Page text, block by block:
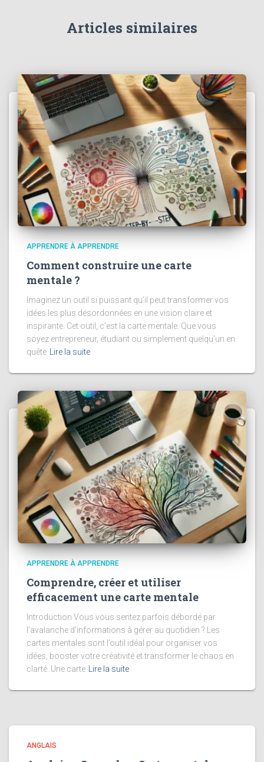
Articles similaires
APPRENDRE À APPRENDRE
Comment construire une carte
mentale ?
Imaginez un outil si puissant qu’il peut transformer vos
idées les plus désordonnées en une vision claire et
inspirante. Cet outil, c’est la carte mentale. Que vous
soyez entrepreneur, étudiant ou simplement quelqu’un en
quête Lire la suite
APPRENDRE À APPRENDRE
Comprendre, créer et utiliser
efficacement une carte mentale
Introduction Vous vous sentez parfois débordé par
l’avalanche d’informations à gérer au quotidien ? Les
cartes mentales sont l’outil idéal pour organiser vos
idées, booster votre créativité et transformer le chaos en
clarté. Une carte
Lire la suite
ANGLAIS